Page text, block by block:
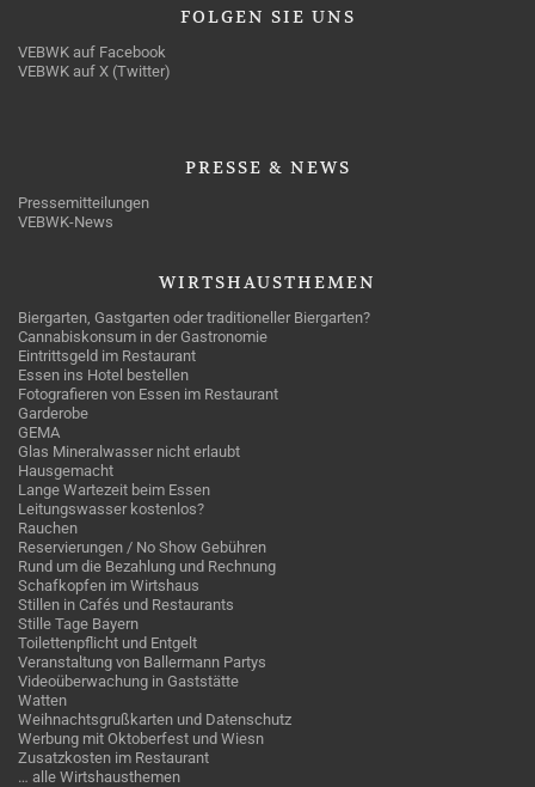
FOLGEN SIE UNS
VEBWK auf Facebook
VEBWK auf X (Twitter)
PRESSE & NEWS
Pressemitteilungen
VEBWK-News
WIRTSHAUSTHEMEN
Biergarten, Gastgarten oder traditioneller Biergarten?
Cannabiskonsum in der Gastronomie
Eintrittsgeld im Restaurant
Essen ins Hotel bestellen
Fotografieren von Essen im Restaurant
Garderobe
GEMA
Glas Mineralwasser nicht erlaubt
Hausgemacht
Lange Wartezeit beim Essen
Leitungswasser kostenlos?
Rauchen
Reservierungen / No Show Gebühren
Rund um die Bezahlung und Rechnung
Schafkopfen im Wirtshaus
Stillen in Cafés und Restaurants
Stille Tage Bayern
Toilettenpflicht und Entgelt
Veranstaltung von Ballermann Partys
Videoüberwachung in Gaststätte
Watten
Weihnachtsgrußkarten und Datenschutz
Werbung mit Oktoberfest und Wiesn
Zusatzkosten im Restaurant
… alle Wirtshausthemen